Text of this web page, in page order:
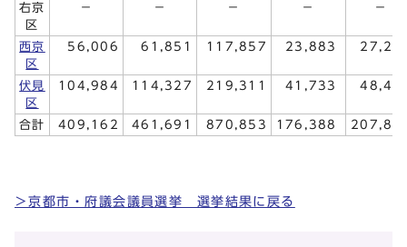
右京
区
－ － － － －
西京
区
56,006 61,851 117,857 23,883
伏見
区
104,984 114,327 219,311 41,733
合計 409,162 461,691 870,853 176,388
＞京都市・府議会議員選挙 選挙結果に戻る